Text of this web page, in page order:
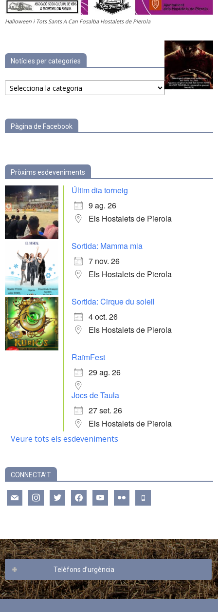
Halloween i Tots Sants A Can Fosalba Hostalets de Pierola
Notícies per categories
Notícies
per
Pàgina de Facebook
Pròxims esdeveniments
Últim dia torneig
9 ag. 26
Els Hostalets de Pierola
Sortida: Mamma mia
7 nov. 26
Els Hostalets de Pierola
Sortida: Cirque du soleil
4 oct. 26
Els Hostalets de Pierola
RaïmFest
29 ag. 26
Jocs de Taula
27 set. 26
Els Hostalets de Pierola
Veure tots els esdeveniments
CONNECTA’T
mail instagramtwitter facebookyoutube flickr mobile
Telèfons d’urgència